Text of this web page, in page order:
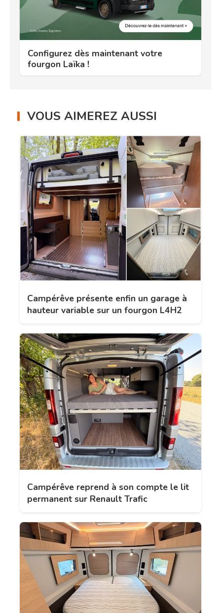
Configurez dès maintenant votre
fourgon Laïka !
VOUS AIMEREZ AUSSI
Campérêve présente enfin un garage à
hauteur variable sur un fourgon L4H2
Campérêve reprend à son compte le lit
permanent sur Renault Trafic